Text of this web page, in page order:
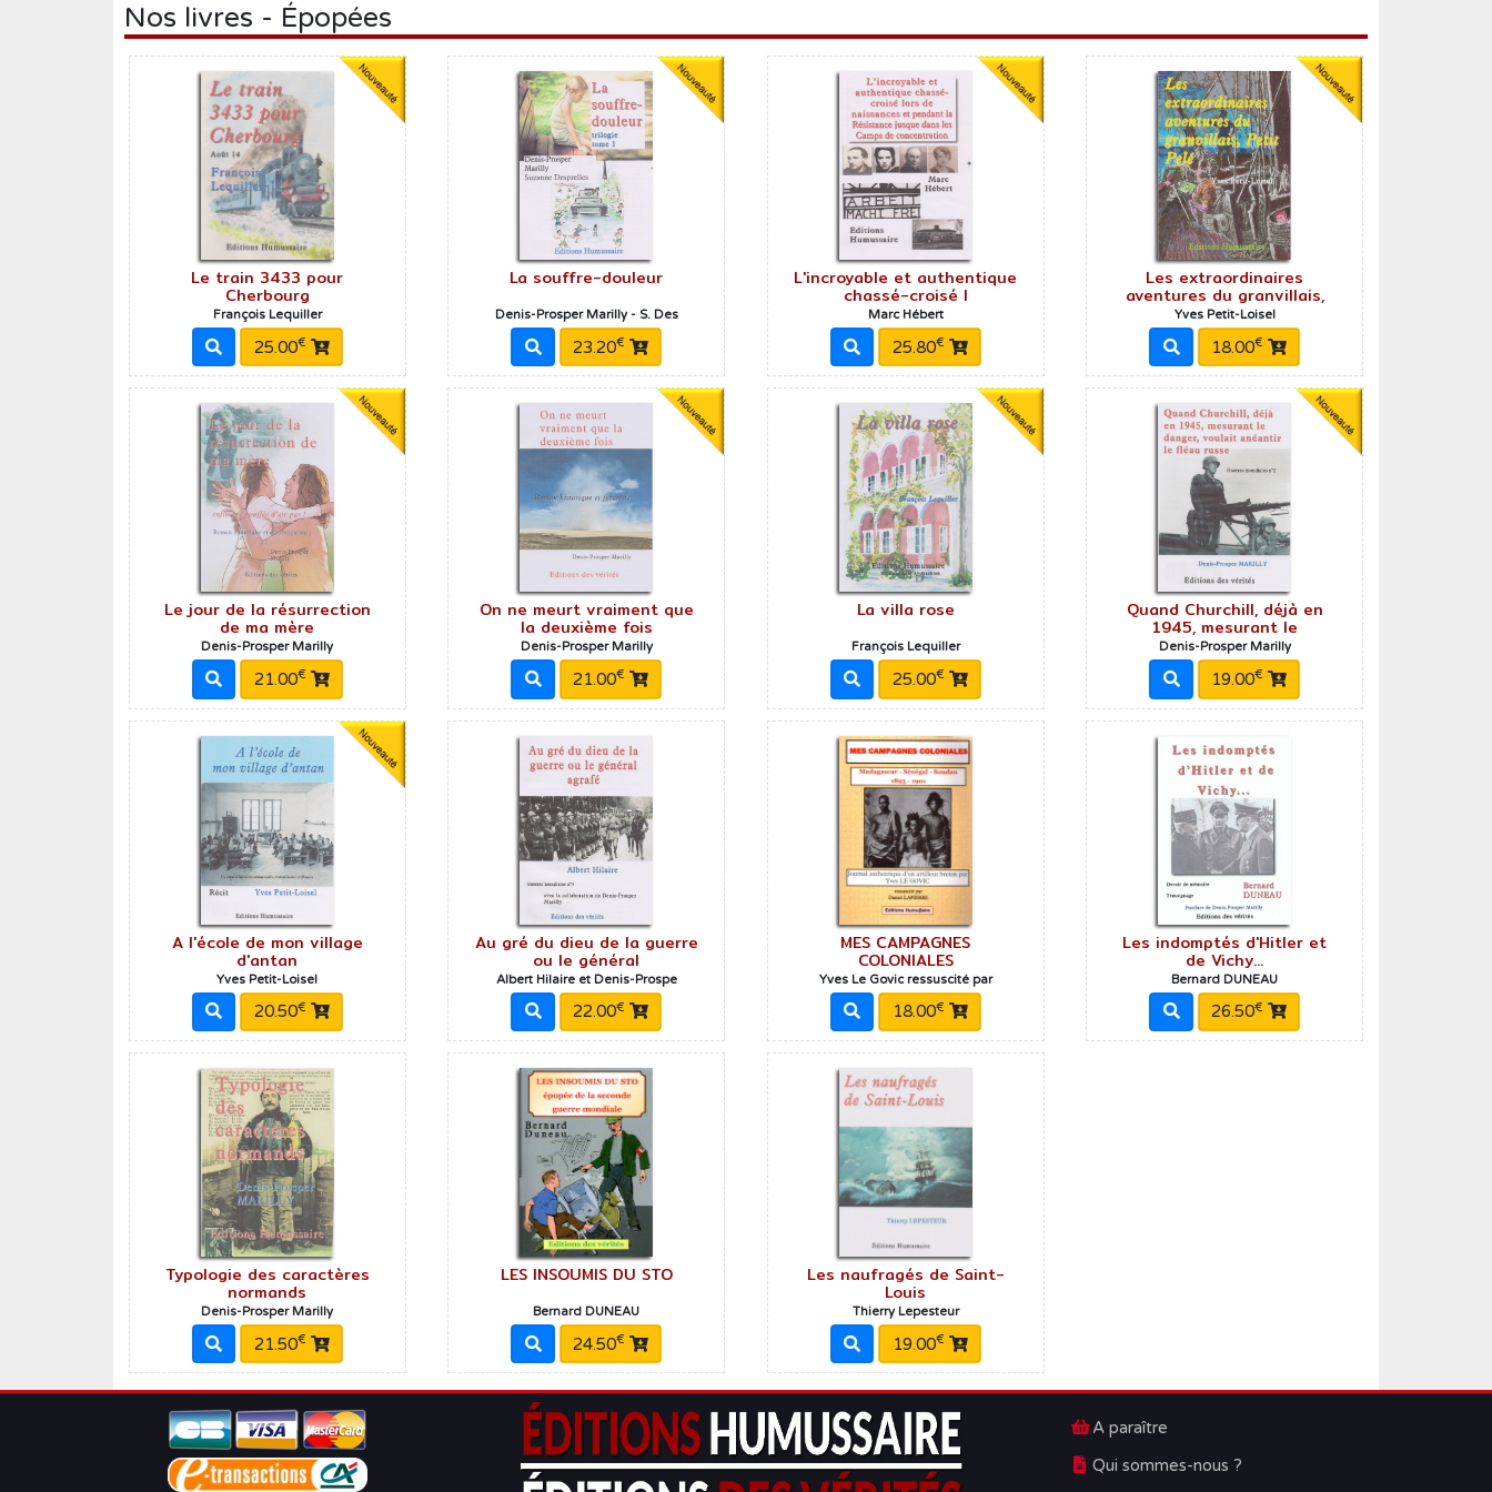
Humour
Normandie
Politique
Religions
Roman historique
Sciences humaines
Témoignages
Vie d'antan
Nos livres - Épopées
Le train 3433 pour
Cherbourg
François Lequiller
25.00€
La souffre-douleur
Denis-Prosper Marilly - S. Des
23.20€
L'incroyable et authentique
chassé-croisé l
Marc Hébert
25.80€
Les extraordinaires
aventures du granvillais,
Yves Petit-Loisel
18.00€
Le jour de la résurrection
de ma mère
Denis-Prosper Marilly
21.00€
On ne meurt vraiment que
la deuxième fois
Denis-Prosper Marilly
21.00€
La villa rose
François Lequiller
25.00€
Quand Churchill, déjà en
1945, mesurant le
Denis-Prosper Marilly
19.00€
A l'école de mon village
d'antan
Yves Petit-Loisel
20.50€
Au gré du dieu de la guerre
ou le général
Albert Hilaire et Denis-Prospe
22.00€
MES CAMPAGNES
COLONIALES
Yves Le Govic ressuscité par
18.00€
Les indomptés d'Hitler et
de Vichy...
Bernard DUNEAU
26.50€
Typologie des caractères
normands
Denis-Prosper Marilly
21.50€
LES INSOUMIS DU STO
Bernard DUNEAU
24.50€
Les naufragés de Saint-
Louis
Thierry Lepesteur
19.00€
A paraître
Qui sommes-nous ?